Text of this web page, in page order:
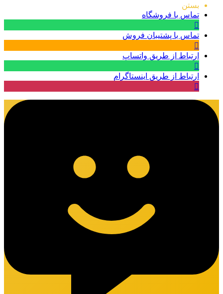
بستن
تماس با فروشگاه
تماس با پشتیبان فروش
ارتباط از طریق واتساپ
ارتباط از طریق اینستاگرام